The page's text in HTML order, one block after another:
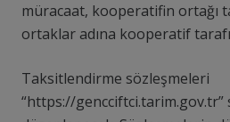
müracaat, kooperatifin ortağı
ortaklar adına kooperatif
Taksitlendirme sözleşmeleri
“https://